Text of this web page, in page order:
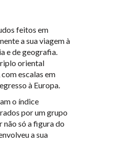
feitos em
a sua viagem à
e de geografia.
oriental
escalas em
à Europa.
o índice
por um grupo
não só a figura do
a sua